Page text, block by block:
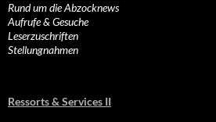
Rund um die Abzocknews
Aufrufe & Gesuche
Leserzuschriften
Stellungnahmen
Ressorts & Services II